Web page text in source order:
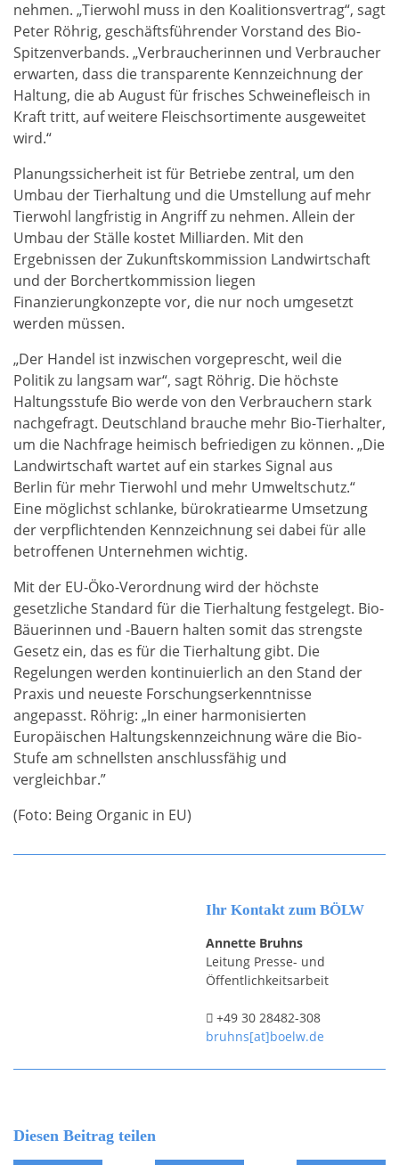
nehmen. „Tierwohl muss in den Koalitionsvertrag“, sagt
Peter Röhrig, geschäftsführender Vorstand des Bio-
Spitzenverbands. „Verbraucherinnen und Verbraucher
erwarten, dass die transparente Kennzeichnung der
Haltung, die ab August für frisches Schweinefleisch in
Kraft tritt, auf weitere Fleischsortimente ausgeweitet
wird.“
Planungssicherheit ist für Betriebe zentral, um den
Umbau der Tierhaltung und die Umstellung auf mehr
Tierwohl langfristig in Angriff zu nehmen. Allein der
Umbau der Ställe kostet Milliarden. Mit den
Ergebnissen der Zukunftskommission Landwirtschaft
und der Borchertkommission liegen
Finanzierungkonzepte vor, die nur noch umgesetzt
werden müssen.
„Der Handel ist inzwischen vorgeprescht, weil die
Politik zu langsam war“, sagt Röhrig. Die höchste
Haltungsstufe Bio werde von den Verbrauchern stark
nachgefragt. Deutschland brauche mehr Bio-Tierhalter,
um die Nachfrage heimisch befriedigen zu können. „Die
Landwirtschaft wartet auf ein starkes Signal aus
Berlin für mehr Tierwohl und mehr Umweltschutz.“
Eine möglichst schlanke, bürokratiearme Umsetzung
der verpflichtenden Kennzeichnung sei dabei für alle
betroffenen Unternehmen wichtig.
Mit der EU-Öko-Verordnung wird der höchste
gesetzliche Standard für die Tierhaltung festgelegt. Bio-
Bäuerinnen und -Bauern halten somit das strengste
Gesetz ein, das es für die Tierhaltung gibt. Die
Regelungen werden kontinuierlich an den Stand der
Praxis und neueste Forschungserkenntnisse
angepasst. Röhrig: „In einer harmonisierten
Europäischen Haltungskennzeichnung wäre die Bio-
Stufe am schnellsten anschlussfähig und
vergleichbar.”
(Foto: Being Organic in EU)
Ihr Kontakt zum BÖLW
Annette Bruhns
Leitung Presse- und
Öffentlichkeitsarbeit
+49 30 28482-308
bruhns[at]boelw.de
Diesen Beitrag teilen